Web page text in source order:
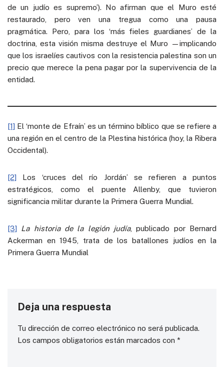
de un judío es supremo’). No afirman que el Muro esté
restaurado, pero ven una tregua como una pausa
pragmática. Pero, para los ‘más fieles guardianes’ de la
doctrina, esta visión misma destruye el Muro —implicando
que los israelíes cautivos con la resistencia palestina son un
precio que merece la pena pagar por la supervivencia de la
entidad.
[1] El ‘monte de Efraín’ es un término bíblico que se refiere a
una región en el centro de la Plestina histórica (hoy, la Ribera
Occidental).
[2] Los ‘cruces del río Jordán’ se refieren a puntos
estratégicos, como el puente Allenby, que tuvieron
significancia militar durante la Primera Guerra Mundial.
[3] La historia de la legión judía, publicado por Bernard
Ackerman en 1945, trata de los batallones judíos en la
Primera Guerra Mundial
Deja una respuesta
Tu dirección de correo electrónico no será publicada.
Los campos obligatorios están marcados con *